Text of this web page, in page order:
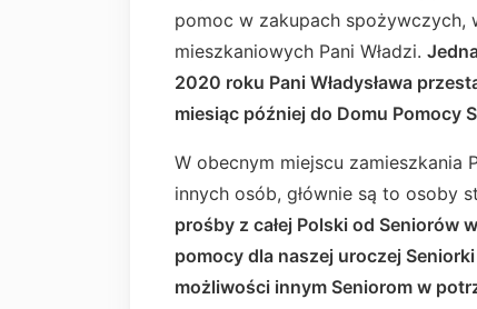
pomoc w zakupach spożywczych,
mieszkaniowych Pani Władzi.
2020 roku Pani Władysława
miesiąc później do Domu Pomocy
W obecnym miejscu zamieszkania
innych osób, głównie są to osoby
prośby z całej Polski od Seniorów
pomocy dla naszej uroczej
możliwości innym Seniorom w